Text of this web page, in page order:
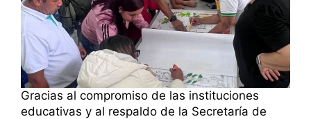
Gracias al compromiso de las instituciones
educativas y al respaldo de la Secretaría de